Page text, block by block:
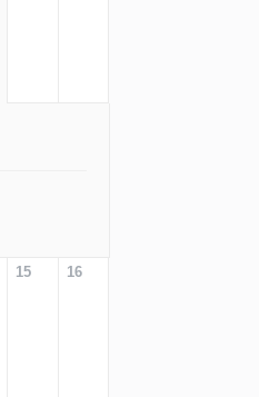
15 16